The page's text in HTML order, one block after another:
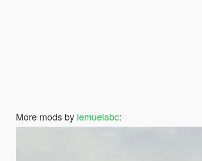
More mods by lemuelabc: